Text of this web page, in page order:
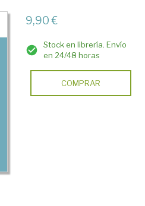
9,90 €
Stock en librería. Envío
en 24/48 horas
COMPRAR